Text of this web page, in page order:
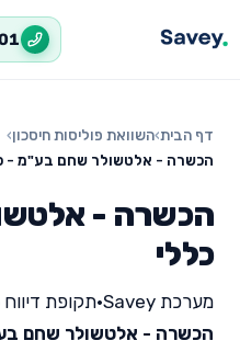
דף הבית›השוואת פוליסות חיסכון›
הכשרה - אלטשולר שחם בע"מ -
הכשרה -
כללי
מערכת Savey •תקופת דיווח 04/2026
הכשרה - אלטשולר שחם